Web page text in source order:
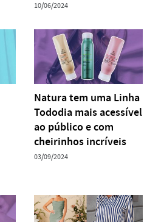
10/06/2024
Natura tem uma Linha
Tododia mais acessível
ao público e com
cheirinhos incríveis
03/09/2024